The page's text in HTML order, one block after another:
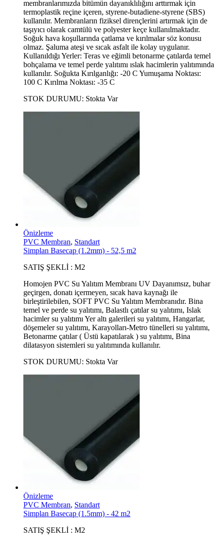
membranlarımızda bitümün dayanıklılığını arttırmak için
termoplastik reçine içeren, styrene-butadiene-styrene (SBS)
kullanılır. Membranların fiziksel dirençlerini artırmak için de
taşıyıcı olarak camtülü ve polyester keçe kullanılmaktadır.
Soğuk hava koşullarında çatlama ve kırılmalar söz konusu
olmaz. Şaluma ateşi ve sıcak asfalt ile kolay uygulanır.
Kullanıldığı Yerler: Teras ve eğimli betonarme çatılarda temel
bohçalama ve temel perde yalıtımı ıslak hacimlerin yalıtımında
kullanılır. Soğukta Kırılganlığı: -20 C Yumuşama Noktası:
100 C Kırılma Noktası: -35 C
STOK DURUMU: Stokta Var
Önizleme
PVC Membran, Standart
Simplan Basecap (1.2mm) - 52,5 m2
SATIŞ ŞEKLİ : M2
Homojen PVC Su Yalıtım Membranı UV Dayanımsız, buhar
geçirgen, donatı içermeyen, sıcak hava kaynağı ile
birleştirilebilen, SOFT PVC Su Yalıtım Membranıdır. Bina
temel ve perde su yalıtımı, Balastlı çatılar su yalıtımı, Islak
hacimler su yalıtımı Yer altı galerileri su yalıtımı, Hangarlar,
döşemeler su yalıtımı, Karayolları-Metro tünelleri su yalıtımı,
Betonarme çatılar ( Üstü kapatılarak ) su yalıtımı, Bina
dilatasyon sistemleri su yalıtımında kullanılır.
STOK DURUMU: Stokta Var
Önizleme
PVC Membran, Standart
Simplan Basecap (1.5mm) - 42 m2
SATIŞ ŞEKLİ : M2